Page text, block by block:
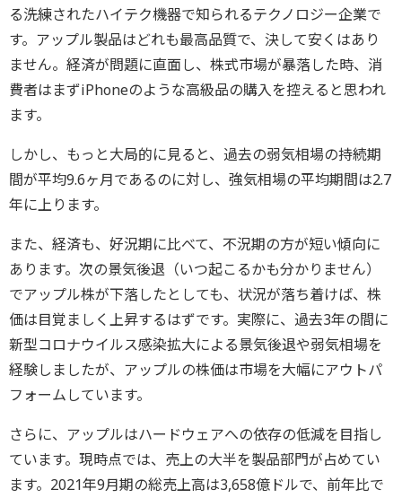
る洗練されたハイテク機器で知られるテクノロジー企業で
す。アップル製品はどれも最高品質で、決して安くはあり
ません。経済が問題に直面し、株式市場が暴落した時、消
費者はまずiPhoneのような高級品の購入を控えると思われ
ます。
しかし、もっと大局的に見ると、過去の弱気相場の持続期
間が平均9.6ヶ月であるのに対し、強気相場の平均期間は2.7
年に上ります。
また、経済も、好況期に比べて、不況期の方が短い傾向に
あります。次の景気後退（いつ起こるかも分かりません）
でアップル株が下落したとしても、状況が落ち着けば、株
価は目覚ましく上昇するはずです。実際に、過去3年の間に
新型コロナウイルス感染拡大による景気後退や弱気相場を
経験しましたが、アップルの株価は市場を大幅にアウトパ
フォームしています。
さらに、アップルはハードウェアへの依存の低減を目指し
ています。現時点では、売上の大半を製品部門が占めてい
ます。2021年9月期の総売上高は3,658億ドルで、前年比で